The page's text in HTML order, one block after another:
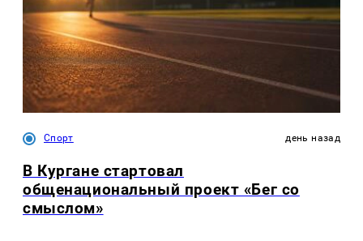
Спорт день назад
В Кургане стартовал
общенациональный проект «Бег со
смыслом»